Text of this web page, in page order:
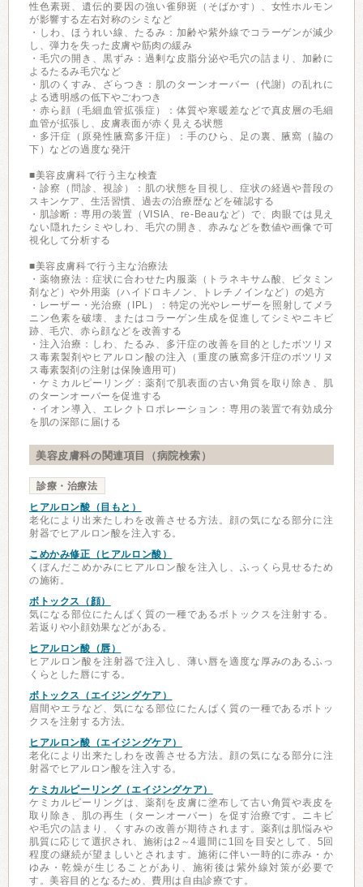
性色素斑、遺伝的要因の強い雀卵斑（そばかす）、女性ホルモン
が影響する左右対称のシミなど
・しわ、ほうれい線、たるみ：加齢や紫外線でコラーゲンが減少
し、弾力を失った皮膚や筋肉の緩み
・毛穴の開き、黒ずみ：過剰な皮脂分泌や毛穴の詰まり、加齢に
よるたるみ毛穴など
・肌のくすみ、ざらつき：肌のターンオーバー（代謝）の乱れに
よる透明感の低下やごわつき
・赤ら顔（毛細血管拡張症）：体質や寒暖差などで真皮層の毛細
血管が拡張し、皮膚表面が赤く見える状態
・多汗症（原発性腋窩多汗症）：手のひら、足の裏、腋窩（脇の
下）などの過度な発汗
■美容皮膚科で行う主な検査
・診察（問診、視診）：肌の状態を目視し、症状の経過や普段の
スキンケア、生活習慣、過去の治療歴などを確認する
・肌診断：専用の装置（VISIA、re-Beauなど）で、肉眼では見え
ない隠れたシミやしわ、毛穴の開き、赤みなどを数値や画像で可
視化して分析する
■美容皮膚科で行う主な治療法
・薬物療法：症状に合わせた内服薬（トラネキサム酸、ビタミン
剤など）や外用薬（ハイドロキノン、トレチノインなど）の処方
・レーザー・光治療（IPL）：特定の光やレーザーを照射してメラ
ニン色素を破壊、またはコラーゲン生成を促進してシミやニキビ
跡、毛穴、赤ら顔などを改善する
・注入治療：しわ、たるみ、多汗症の改善を目的としたボツリヌ
ス毒素製剤やヒアルロン酸の注入（重度の腋窩多汗症のボツリヌ
ス毒素製剤の注射は保険適用可）
・ケミカルピーリング：薬剤で肌表面の古い角質を取り除き、肌
のターンオーバーを促進する
・イオン導入、エレクトロポレーション：専用の装置で有効成分
を肌の深部に届ける
美容皮膚科の関連項目（病院検索）
診療・治療法
ヒアルロン酸（目もと）
老化により出来たしわを改善させる方法。顔の気になる部分に注
射器でヒアルロン酸を注入する。
こめかみ修正（ヒアルロン酸）
くぼんだこめかみにヒアルロン酸を注入し、ふっくら見せるため
の施術。
ボトックス（顔）
気になる部位にたんぱく質の一種であるボトックスを注射する。
若返りや小顔効果などがある。
ヒアルロン酸（唇）
ヒアルロン酸を注射器で注入し、薄い唇を適度な厚みのあるふっ
くらとした唇にする。
ボトックス（エイジングケア）
眉間やエラなど、気になる部位にたんぱく質の一種であるボトッ
クスを注射する方法。
ヒアルロン酸（エイジングケア）
老化により出来たしわを改善させる方法。顔の気になる部分に注
射器でヒアルロン酸を注入する。
ケミカルピーリング（エイジングケア）
ケミカルピーリングは、薬剤を皮膚に塗布して古い角質や表皮を
取り除き、肌の再生（ターンオーバー）を促す治療です。ニキビ
や毛穴の詰まり、くすみの改善が期待されます。薬剤は肌悩みや
肌質に応じて選択され、施術は2～4週間に1回を目安として、5回
程度の継続が望ましいとされます。施術に伴い一時的に赤み・か
ゆみ・乾燥が生じることがあり、施術後は紫外線対策が必要で
す。美容目的となるため、費用は自由診療です。